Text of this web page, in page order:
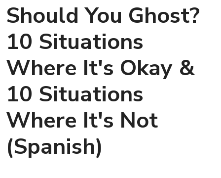
Should You Ghost?
10 Situations
Where It's Okay &
10 Situations
Where It's Not
(Spanish)